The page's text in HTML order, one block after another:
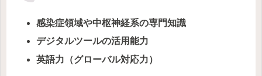
感染症領域や中枢神経系の専門知識
デジタルツールの活用能力
英語力（グローバル対応力）